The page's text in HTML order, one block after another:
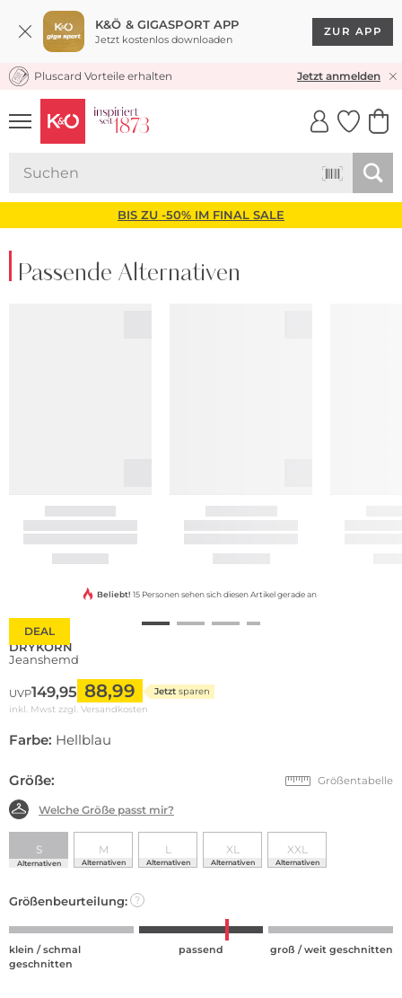
K&Ö & GIGASPORT APP
Jetzt kostenlos downloaden
ZUR APP
KOSTENLOSER VERSAND* & RÜCKVERSAND
Pluscard Vorteile erhalten Jetzt anmelden
UNSERE APP
CLICK &
BIS ZU -50% IM FINAL SALE
Passende Alternativen
DEAL
Beliebt! 15 Personen sehen sich diesen Artikel gerade an
DRYKORN
Jeanshemd
UVP149,95 88,99 Jetzt sparen
inkl. Mwst zzgl. Versandkosten
Farbe: Hellblau
Größe: Größentabelle
Welche Größe passt mir?
S
Alternativen
M
Alternativen
L
Alternativen
XL
Alternativen
XXL
Alternativen
Größenbeurteilung: ?
klein / schmal
geschnitten
passend groß / weit geschnitten